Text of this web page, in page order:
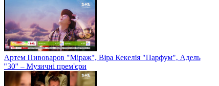
Артем Пивоваров "Міраж", Віра Кекелія "Парфум", Адель
"30" – Музичні прем'єри